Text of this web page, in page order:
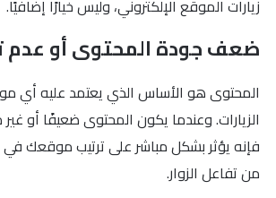
زيارات الموقع الإلكتروني، وليس خيارًا إضافيًا.
ضعف جودة المحتوى أو عدم
المحتوى هو الأساس الذي يعتمد عليه أي
الزيارات. وعندما يكون المحتوى ضعيفًا أو
فإنه يؤثر بشكل مباشر على ترتيب موقعك في
من تفاعل الزوار.